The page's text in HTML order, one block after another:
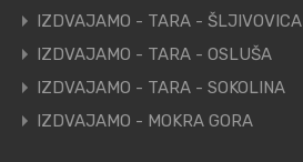
IZDVAJAMO - TARA - ŠLJIVOVICA
IZDVAJAMO - TARA - OSLUŠA
IZDVAJAMO - TARA - SOKOLINA
IZDVAJAMO - MOKRA GORA